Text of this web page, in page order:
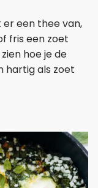
er een thee van,
fris een zoet
hoe je de
hartig als zoet